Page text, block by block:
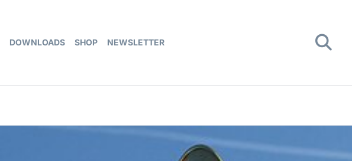
DOWNLOADS SHOP NEWSLETTER